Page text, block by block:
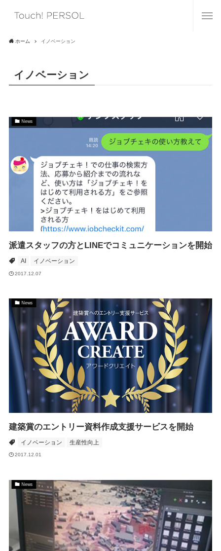
ホーム イノベーション
イノベーション
News
派遣スタッフの方とLINEでコミュニケーションを開始
AI イノベーション
2017.12.07
News
建築賞のエントリー資料作成支援サービスを開始
イノベーション 生産性向上
2017.12.01
News